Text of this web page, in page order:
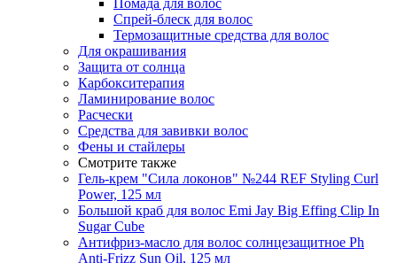
Спрей-блеск для волос
Термозащитные средства для волос
Для окрашивания
Защита от солнца
Карбокситерапия
Ламинирование волос
Расчески
Средства для завивки волос
Фены и стайлеры
Смотрите также
Гель-крем "Сила локонов" №244 REF Styling Curl
Power, 125 мл
Большой краб для волос Emi Jay Big Effing Clip In
Sugar Cube
Антифриз-масло для волос солнцезащитное Ph
Anti-Frizz Sun Oil, 125 мл